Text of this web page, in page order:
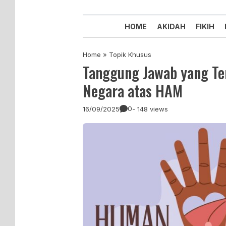
Majelis Tabligh Muhammadiyah
Syiar Dakwah Islam
HOME AKIDAH FIKIH
Home » Topik Khusus
Tanggung Jawab yang
Negara atas HAM
16/09/2025 0- 148 views